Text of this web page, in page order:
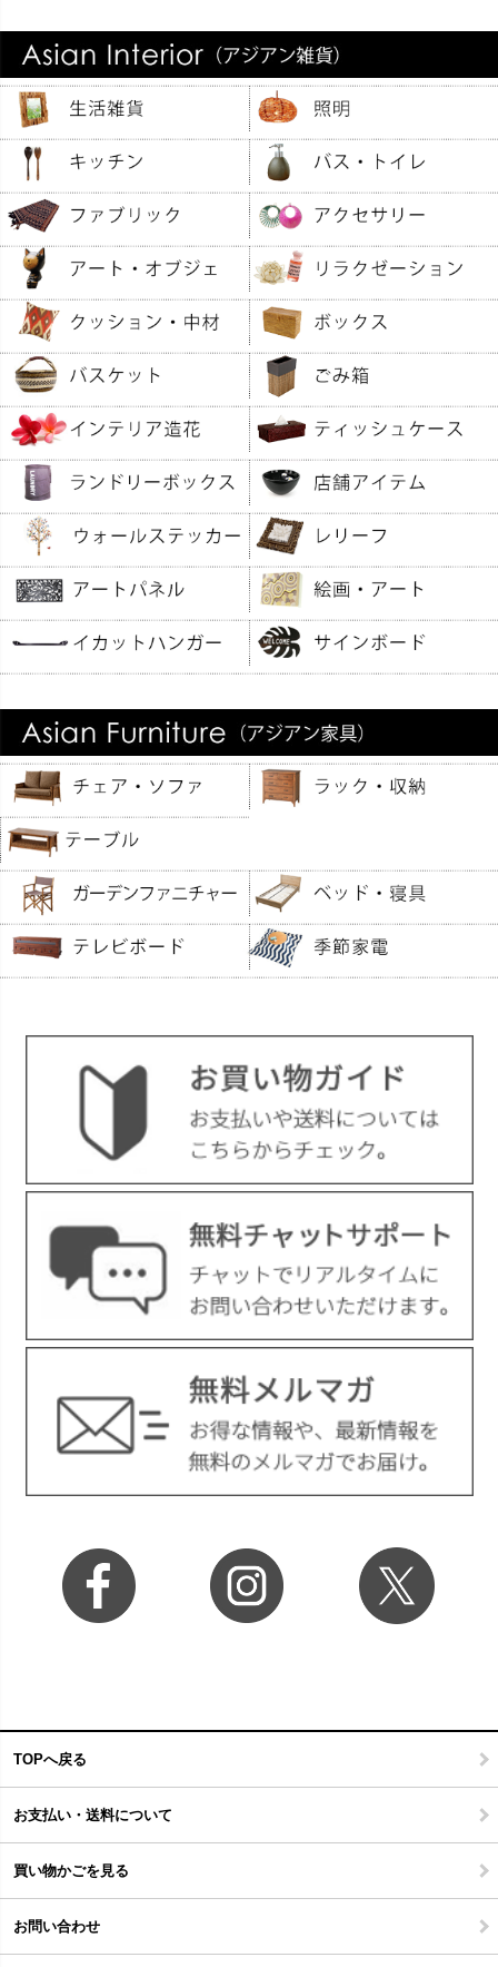
TOPへ戻る
お支払い・送料について
買い物かごを見る
お問い合わせ